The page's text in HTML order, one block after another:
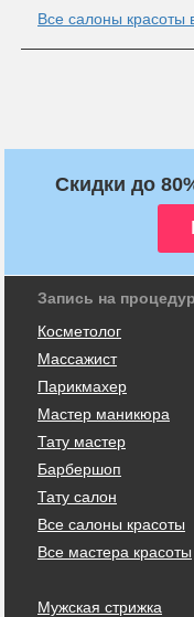
Все салоны красоты
Скидки до
Запись на
Косметолог
Массажист
Парикмахер
Мастер маникюра
Тату мастер
Барбершоп
Тату салон
Все салоны красоты
Все мастера красоты
Мужская стрижка